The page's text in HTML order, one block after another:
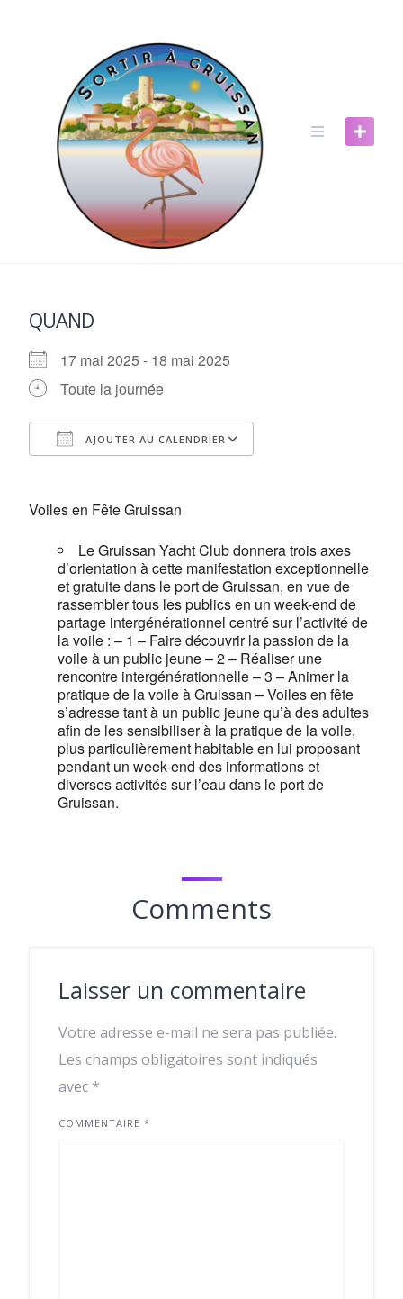
QUAND
17 mai 2025 - 18 mai 2025
Toute la journée
AJOUTER AU CALENDRIER
Voiles en Fête Gruissan
Le Gruissan Yacht Club donnera trois axes
d’orientation à cette manifestation exceptionnelle
et gratuite dans le port de Gruissan, en vue de
rassembler tous les publics en un week-end de
partage intergénérationnel centré sur l’activité de
la voile : – 1 – Faire découvrir la passion de la
voile à un public jeune – 2 – Réaliser une
rencontre intergénérationnelle – 3 – Animer la
pratique de la voile à Gruissan – Voiles en fête
s’adresse tant à un public jeune qu’à des adultes
afin de les sensibiliser à la pratique de la voile,
plus particulièrement habitable en lui proposant
pendant un week-end des informations et
diverses activités sur l’eau dans le port de
Gruissan.
Comments
Laisser un commentaire
Votre adresse e-mail ne sera pas publiée.
Les champs obligatoires sont indiqués
avec *
COMMENTAIRE *